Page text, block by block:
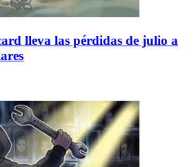
lleva las pérdidas de julio a